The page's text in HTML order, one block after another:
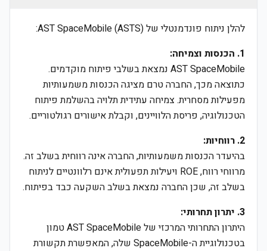
להלן ניתוח פונדמנטלי של AST SpaceMobile (ASTS):
1. הכנסות וצמיחה:
AST SpaceMobile נמצאת בשלבי פיתוח מוקדמים.
כתוצאה מכך, החברה טרם מציגה הכנסות משמעותיות
מפעילות מסחרית. צמיחה עתידית תלויה בהשלמת פיתוח
הטכנולוגיה, פריסת הלוויינים, וקבלת אישורים רגולטוריים.
2. רווחיות:
בהיעדר הכנסות משמעותיות, החברה אינה רווחית בשלב זה.
מרווחי רווח, ROE ויעילות תפעולית אינם רלוונטיים לניתוח
בשלב זה, שכן החברה נמצאת בשלב השקעה כבד בפיתוח.
3. יתרון תחרותי:
היתרון התחרותי המרכזי של AST SpaceMobile טמון
בטכנולוגיית ה-SpaceMobile שלה, המאפשרת תקשורת